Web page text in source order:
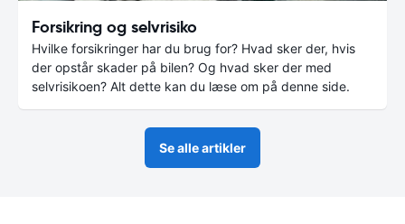
Forsikring og selvrisiko
Hvilke forsikringer har du brug for? Hvad sker der, hvis
der opstår skader på bilen? Og hvad sker der med
selvrisikoen? Alt dette kan du læse om på denne side.
Se alle artikler